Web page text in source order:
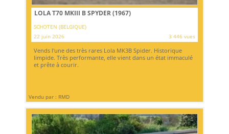
LOLA T70 MKIII B SPYDER (1967)
SCHOTEN (BELGIQUE)
22 juin 2026
3 446 vues
Vends l'une des très rares Lola MK3B Spider. Historique
limpide. Très performante, elle vient dans un état immaculé
et prête à courir.
Vendu par : RMD